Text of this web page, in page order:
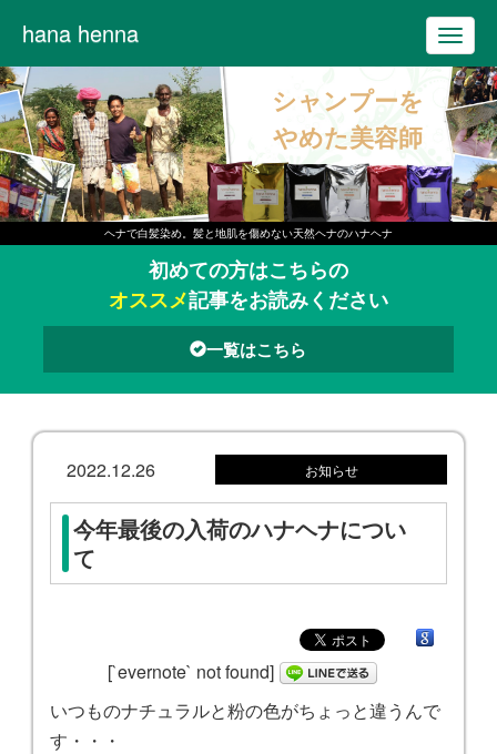
シャンプーを
やめた美容師
T
o
g
g
l
e
n
a
a
t
i
hana henna
ヘナで白髪染め。髪と地肌を傷めない天然ヘナのハナヘナ
初めての方はこちらの
オススメ記事をお読みください
一覧はこちら
2022.12.26 お知らせ
今年最後の入荷のハナヘナについ
て
[`evernote` not found]
いつものナチュラルと粉の色がちょっと違うんで
す・・・